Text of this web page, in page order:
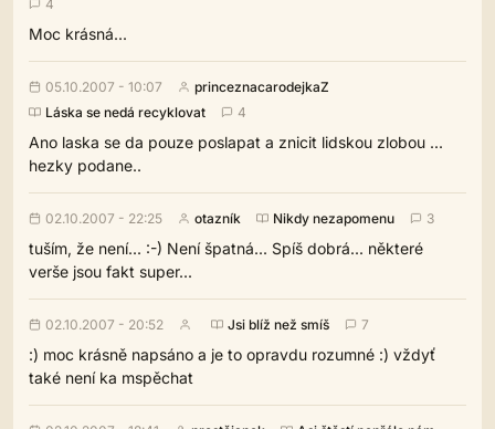
4
Moc krásná...
05.10.2007 - 10:07
princeznacarodejkaZ
Láska se nedá recyklovat
4
Ano laska se da pouze poslapat a znicit lidskou zlobou ...
hezky podane..
02.10.2007 - 22:25 otazník Nikdy nezapomenu 3
tuším, že není... :-) Není špatná... Spíš dobrá... některé
verše jsou fakt super...
02.10.2007 - 20:52 Jsi blíž než smíš 7
:) moc krásně napsáno a je to opravdu rozumné :) vždyť
také není ka mspěchat